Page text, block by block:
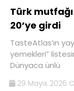
Türk
20’ye girdi
TasteAtlas’ın
yemekleri”
Dünyaca ünlü
29 Mayıs 2026